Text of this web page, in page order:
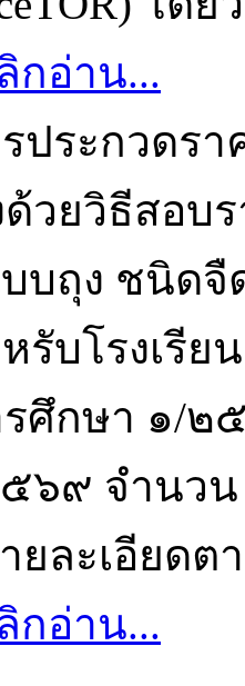
กอ่าน...
ประกวดรา
วยวิธีสอบ
บบถุง ชนิด
รับโรงเรีย
ศึกษา ๑/๒
๖๙ จำนวน
ละเอียดต
กอ่าน...